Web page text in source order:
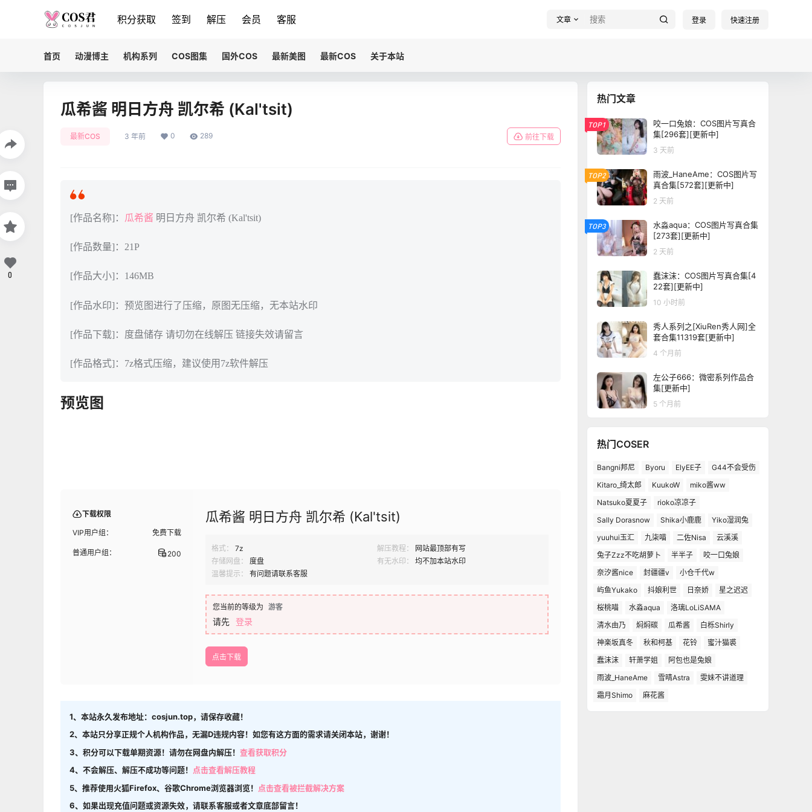
积分获取 签到 解压 会员 客服 文章 登录 快速注册
首页 动漫博主 机构系列 COS图集 国外COS 最新美图 最新COS 关于本站
瓜希酱 明日方舟 凯尔希 (Kal'tsit)
最新COS 3 年前 0 289 前往下载
[作品名称]： 瓜希酱 明日方舟 凯尔希 (Kal'tsit)
[作品数量]：21P
[作品大小]：146MB
[作品水印]：预览图进行了压缩，原图无压缩，无本站水印
[作品下载]：度盘储存 请切勿在线解压 链接失效请留言
[作品格式]：7z格式压缩，建议使用7z软件解压
预览图
下载权限
VIP用户组： 免费下载
普通用户组： 200
瓜希酱 明日方舟 凯尔希 (Kal'tsit)
格式： 7z 解压教程：
网站最顶部有写
存储网盘：
度盘 有无水印：
均不加本站水印
温馨提示：
有问题请联系客服
您当前的等级为 游客
请先 登录
点击下载
1、本站永久发布地址：cosjun.top，请保存收藏！
2、本站只分享正规个人机构作品，无漏D违规内容！如您有这方面的需求请关闭本站，谢谢！
3、积分可以下载单期资源！请勿在网盘内解压！ 查看获取积分
4、不会解压、解压不成功等问题！
点击查看解压教程
5、推荐使用火狐Firefox、谷歌Chrome浏览器浏览！
点击查看被拦截解决方案
6、如果出现充值问题或资源失效，请联系客服或者文章底部留言！
0
热门文章
TOP1
咬一口兔娘：COS图片写真合
集[296套][更新中]
3 天前
TOP2
雨波_HaneAme：COS图片写
真合集[572套][更新中]
2 天前
TOP3
水淼aqua：COS图片写真合集
[273套][更新中]
2 天前
蠢沫沫：COS图片写真合集[4
22套][更新中]
10 小时前
秀人系列之[XiuRen秀人网]全
套合集11319套[更新中]
4 个月前
左公子666：微密系列作品合
集[更新中]
5 个月前
热门COSER
Bangni邦尼 Byoru ElyEE子
G44不会受伤
Kitaro_绮太郎
KuukoW
miko酱ww
Natsuko夏夏子
rioko凉凉子
Sally Dorasnow
Shika小鹿鹿
Yiko湿润兔
yuuhui玉汇
九柒喵 二佐Nisa
云溪溪
兔子Zzz不吃胡萝卜
半半子
咬一口兔娘
奈汐酱nice
封疆疆v
小仓千代w
屿鱼Yukako
抖娘利世 日奈娇
星之迟迟
桜桃喵
水淼aqua
洛璃LoLiSAMA
清水由乃
焖焖碳 瓜希酱
白栎Shirly
神楽坂真冬
秋和柯基 花铃
蜜汁猫裘
蠢沫沫
轩萧学姐
阿包也是兔娘
雨波_HaneAme
雪晴Astra
雯妹不讲道理
霜月Shimo
麻花酱